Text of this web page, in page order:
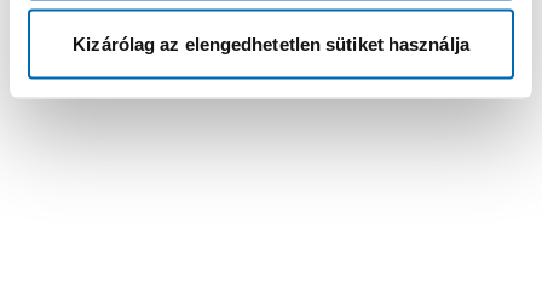
Kizárólag az elengedhetetlen sütiket használja